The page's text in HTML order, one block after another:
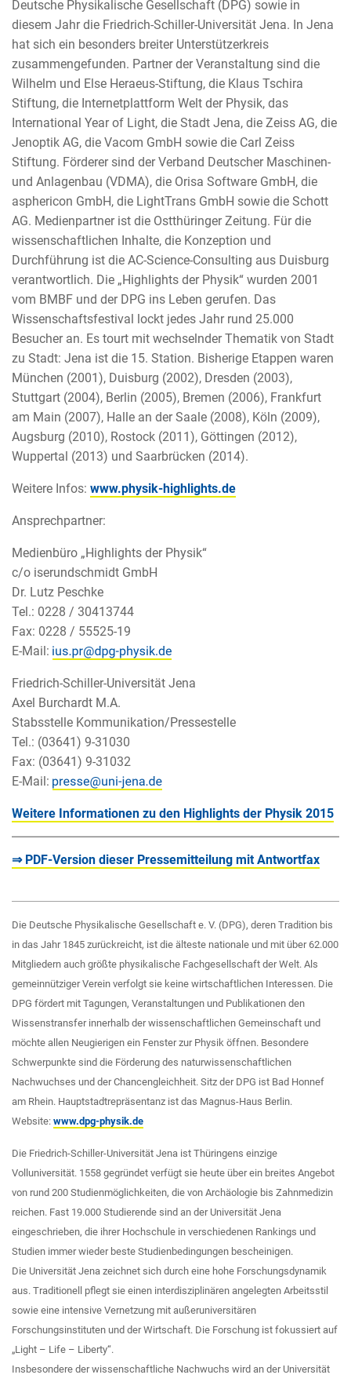
Deutsche Physikalische Gesellschaft (DPG) sowie in
diesem Jahr die Friedrich-Schiller-Universität Jena. In Jena
hat sich ein besonders breiter Unterstützerkreis
zusammengefunden. Partner der Veranstaltung sind die
Wilhelm und Else Heraeus-Stiftung, die Klaus Tschira
Stiftung, die Internetplattform Welt der Physik, das
International Year of Light, die Stadt Jena, die Zeiss AG, die
Jenoptik AG, die Vacom GmbH sowie die Carl Zeiss
Stiftung. Förderer sind der Verband Deutscher Maschinen-
und Anlagenbau (VDMA), die Orisa Software GmbH, die
asphericon GmbH, die LightTrans GmbH sowie die Schott
AG. Medienpartner ist die Ostthüringer Zeitung. Für die
wissenschaftlichen Inhalte, die Konzeption und
Durchführung ist die AC-Science-Consulting aus Duisburg
verantwortlich. Die „Highlights der Physik“ wurden 2001
vom BMBF und der DPG ins Leben gerufen. Das
Wissenschaftsfestival lockt jedes Jahr rund 25.000
Besucher an. Es tourt mit wechselnder Thematik von Stadt
zu Stadt: Jena ist die 15. Station. Bisherige Etappen waren
München (2001), Duisburg (2002), Dresden (2003),
Stuttgart (2004), Berlin (2005), Bremen (2006), Frankfurt
am Main (2007), Halle an der Saale (2008), Köln (2009),
Augsburg (2010), Rostock (2011), Göttingen (2012),
Wuppertal (2013) und Saarbrücken (2014).
Weitere Infos: www.physik-highlights.de
Ansprechpartner:
Medienbüro „Highlights der Physik“
c/o iserundschmidt GmbH
Dr. Lutz Peschke
Tel.: 0228 / 30413744
Fax: 0228 / 55525-19
E-Mail:
Friedrich-Schiller-Universität Jena
Axel Burchardt M.A.
Stabsstelle Kommunikation/Pressestelle
Tel.: (03641) 9-31030
Fax: (03641) 9-31032
E-Mail:
Weitere Informationen zu den Highlights der Physik 2015
⇒ PDF-Version dieser Pressemitteilung mit Antwortfax
Die Deutsche Physikalische Gesellschaft e. V. (DPG), deren Tradition bis
in das Jahr 1845 zurückreicht, ist die älteste nationale und mit über 62.000
Mitgliedern auch größte physikalische Fachgesellschaft der Welt. Als
gemeinnütziger Verein verfolgt sie keine wirtschaftlichen Interessen. Die
DPG fördert mit Tagungen, Veranstaltungen und Publikationen den
Wissenstransfer innerhalb der wissenschaftlichen Gemeinschaft und
möchte allen Neugierigen ein Fenster zur Physik öffnen. Besondere
Schwerpunkte sind die Förderung des naturwissenschaftlichen
Nachwuchses und der Chancengleichheit. Sitz der DPG ist Bad Honnef
am Rhein. Hauptstadtrepräsentanz ist das Magnus-Haus Berlin.
Website: www.dpg-physik.de
Die Friedrich-Schiller-Universität Jena ist Thüringens einzige
Volluniversität. 1558 gegründet verfügt sie heute über ein breites Angebot
von rund 200 Studienmöglichkeiten, die von Archäologie bis Zahnmedizin
reichen. Fast 19.000 Studierende sind an der Universität Jena
eingeschrieben, die ihrer Hochschule in verschiedenen Rankings und
Studien immer wieder beste Studienbedingungen bescheinigen.
Die Universität Jena zeichnet sich durch eine hohe Forschungsdynamik
aus. Traditionell pflegt sie einen interdisziplinären angelegten Arbeitsstil
sowie eine intensive Vernetzung mit außeruniversitären
Forschungsinstituten und der Wirtschaft. Die Forschung ist fokussiert auf
„Light – Life – Liberty“.
Insbesondere der wissenschaftliche Nachwuchs wird an der Universität